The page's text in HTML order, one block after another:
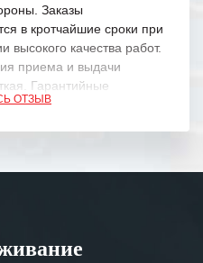
Заказы
в кротчайшие сроки при
высокого качества работ.
приема и выдачи
Гарантийные
выполняются в
отметить высокую
ОТЗЫВ